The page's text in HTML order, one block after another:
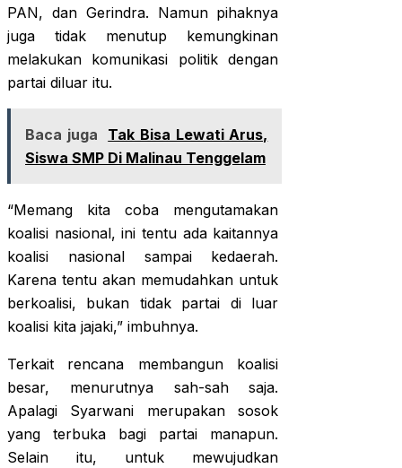
PAN, dan Gerindra. Namun pihaknya
juga tidak menutup kemungkinan
melakukan komunikasi politik dengan
partai diluar itu.
Baca juga
Tak Bisa Lewati Arus,
Siswa SMP Di Malinau Tenggelam
“Memang kita coba mengutamakan
koalisi nasional, ini tentu ada kaitannya
koalisi nasional sampai kedaerah.
Karena tentu akan memudahkan untuk
berkoalisi, bukan tidak partai di luar
koalisi kita jajaki,” imbuhnya.
Terkait rencana membangun koalisi
besar, menurutnya sah-sah saja.
Apalagi Syarwani merupakan sosok
yang terbuka bagi partai manapun.
Selain itu, untuk mewujudkan